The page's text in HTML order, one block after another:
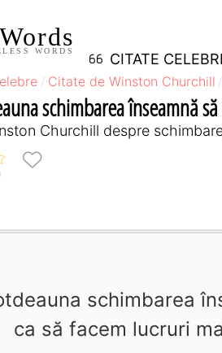
WORDS CITATE
Citate de Winston Churchill
schimbarea înseamnă
Churchill despre
schimbarea
ca să facem lucruri